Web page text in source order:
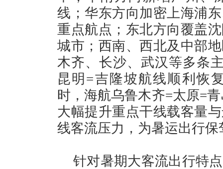
线；华东方向加密上海浦
重点航点；东北方向覆盖
城市；西南、西北及中部
木齐、长沙、武汉等多条
昆明=吉隆坡航线顺利恢
时，海航乌鲁木齐=太原=
大幅提升重点干线载客量
线客流压力，为暑运出行保
针对暑期大客流出行特